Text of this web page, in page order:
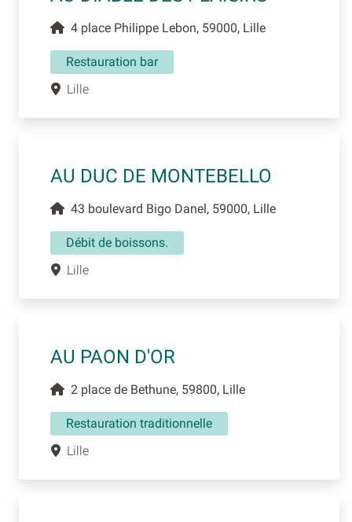
4 place Philippe Lebon, 59000, Lille
Restauration bar
Lille
AU DUC DE MONTEBELLO
43 boulevard Bigo Danel, 59000, Lille
Débit de boissons.
Lille
AU PAON D'OR
2 place de Bethune, 59800, Lille
Restauration traditionnelle
Lille